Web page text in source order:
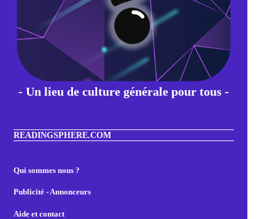
- Un lieu de culture générale pour tous -
READINGSPHERE.COM
Qui sommes nous ?
Publicité - Annonceurs
Aide et contact